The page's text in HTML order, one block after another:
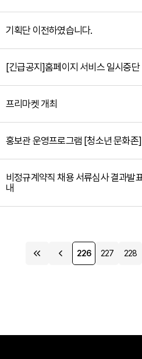
기획단 이전하였습니다.
[긴급공지]홈페이지 서비스 일시중단
프리마켓 개최
홍보관 운영프로그램 [청소년 문화존]
비정규계약직 채용 서류심사 결과발
내
226 227 228